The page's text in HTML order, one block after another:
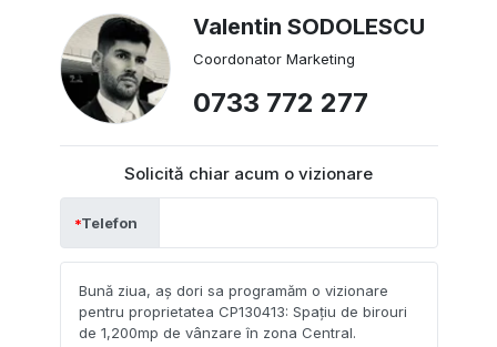
Valentin SODOLESCU
Coordonator Marketing
0733 772 277
Solicită chiar acum o vizionare
Telefon